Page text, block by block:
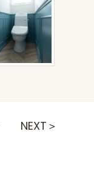
NEXT ＞